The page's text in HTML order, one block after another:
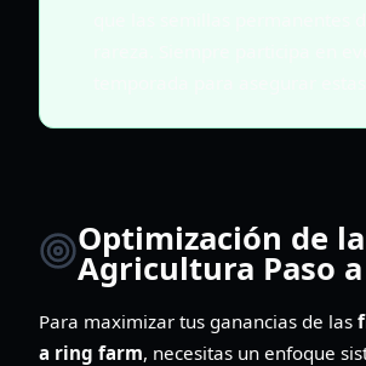
Optimización de la
Agricultura Paso a
Para maximizar tus ganancias de las
a ring farm, necesitas un enfoque